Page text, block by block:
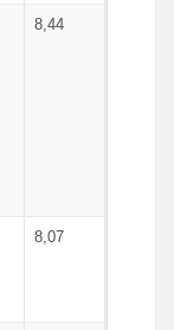
8,44
8,07